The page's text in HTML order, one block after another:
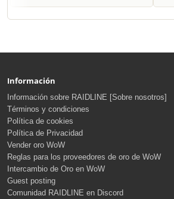
Información
Información sobre RAIDLINE [Sobre nosotros]
Términos y condiciones
Política de cookies
Política de Privacidad
Vender oro WoW
Reglas para los proveedores de oro de WoW
Intercambio de Oro en WoW
Guest posting
Comunidad RAIDLINE en Discord